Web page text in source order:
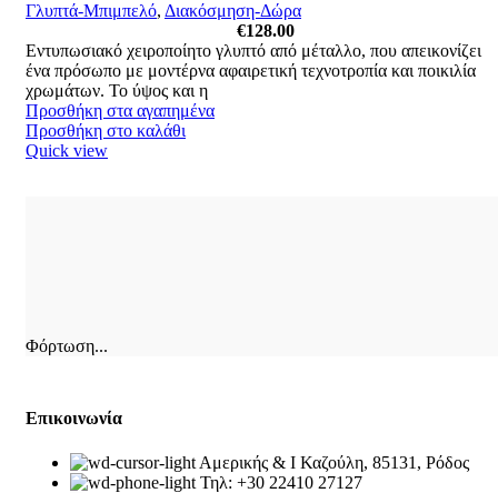
Γλυπτά-Μπιμπελό, Διακόσμηση-Δώρα
€128.00
Εντυπωσιακό χειροποίητο γλυπτό από μέταλλο, που απεικονίζει
ένα πρόσωπο με μοντέρνα αφαιρετική τεχνοτροπία και ποικιλία
χρωμάτων. Το ύψος και η
Προσθήκη στα αγαπημένα
Προσθήκη στο καλάθι
Quick view
Φόρτωση...
Επικοινωνία
Αμερικής & Ι Καζούλη, 85131, Ρόδος
Τηλ: +30 22410 27127